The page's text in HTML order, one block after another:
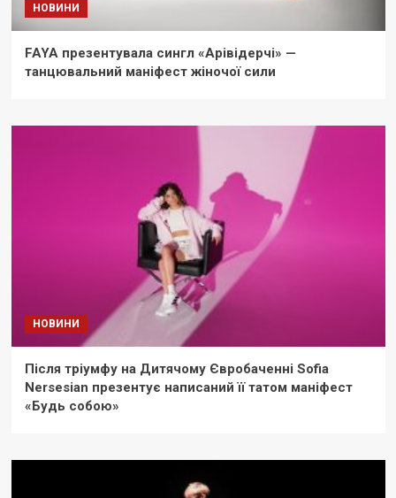
НОВИНИ
FAYA презентувала сингл «Арівідерчі» —
танцювальний маніфест жіночої сили
НОВИНИ
Після тріумфу на Дитячому Євробаченні Sofia
Nersesian презентує написаний її татом маніфест
«Будь собою»